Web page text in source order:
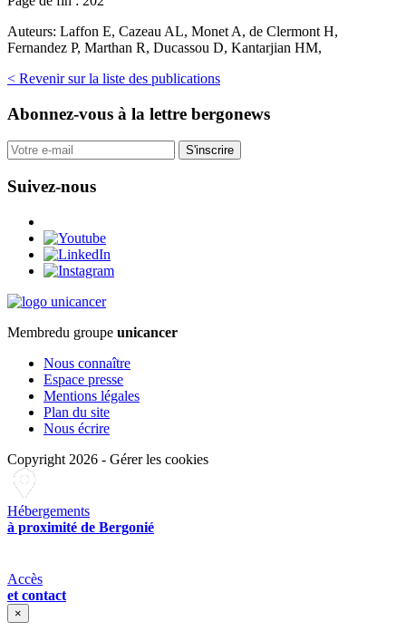
Auteurs: Laffon E, Cazeau AL, Monet A, de Clermont H,
Fernandez P, Marthan R, Ducassou D, Kantarjian HM,
< Revenir sur la liste des publications
Abonnez-vous à la lettre bergonews
S'inscrire
Suivez-nous
Membredu groupe unicancer
Nous connaître
Espace presse
Mentions légales
Plan du site
Nous écrire
Copyright 2026 - Gérer les cookies
Hébergements
à proximité de Bergonié
Accès
et contact
×